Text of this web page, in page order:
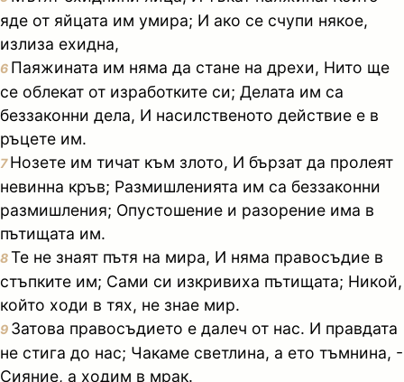
яде от яйцата им умира; И ако се счупи някое,
излиза ехидна,
6 Паяжината им няма да стане на дрехи, Нито ще
се облекат от изработките си; Делата им са
беззаконни дела, И насилственото действие е в
ръцете им.
7Нозете им тичат към злото, И бързат да пролеят
невинна кръв; Размишленията им са беззаконни
размишления; Опустошение и разорение има в
пътищата им.
8Те не знаят пътя на мира, И няма правосъдие в
стъпките им; Сами си изкривиха пътищата; Никой,
който ходи в тях, не знае мир.
9 Затова правосъдието е далеч от нас. И правдата
не стига до нас; Чакаме светлина, а ето тъмнина, -
Сияние, а ходим в мрак.